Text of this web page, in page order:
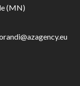
(MN)